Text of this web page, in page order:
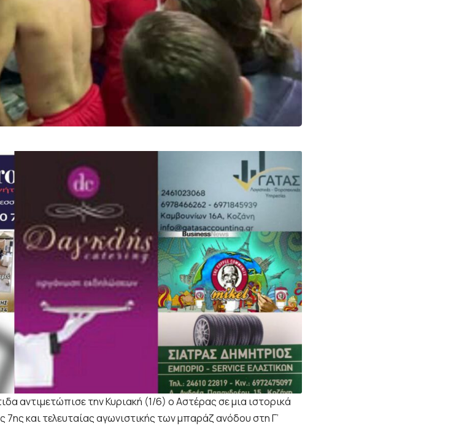
αντιμετώπισε την Κυριακή (1/6) ο Αστέρας σε μια ιστορικά
και τελευταίας αγωνιστικής των μπαράζ ανόδου στη Γ’